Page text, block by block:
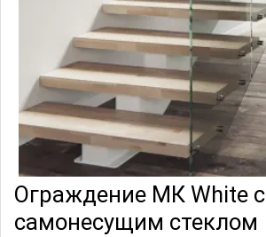
Ограждение МК White с
самонесущим стеклом